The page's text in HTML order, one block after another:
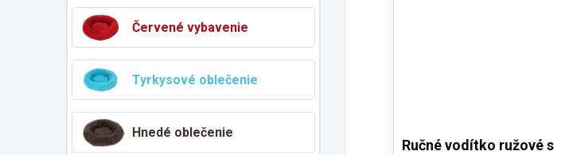
Červené vybavenie
Tyrkysové oblečenie
Hnedé oblečenie
Ručné vodítko ružové s